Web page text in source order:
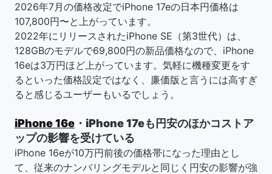
2026年7月の価格改定でiPhone 17eの日本円価格は
107,800円〜と上がっています。
2022年にリリースされたiPhone SE（第3世代）は、
128GBのモデルで69,800円の新品価格なので、iPhone
16eは3万円ほど上がっています。気軽に機種変更をす
るといった価格設定ではなく、廉価版と言うには高すぎ
ると感じるユーザーもいるでしょう。
iPhone 16e ・iPhone 17eも円安のほかコストア
ップの影響を受けている
iPhone 16eが10万円前後の価格帯になった理由とし
て、従来のナンバリングモデルと同じく円安の影響が強